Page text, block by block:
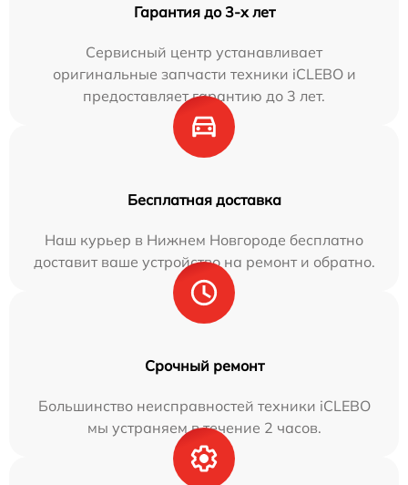
Гарантия до 3-х лет
Сервисный центр устанавливает
оригинальные запчасти техники iCLEBO и
предоставляет гарантию до 3 лет.
Бесплатная доставка
Наш курьер в Нижнем Новгороде бесплатно
доставит ваше устройство на ремонт и обратно.
Срочный ремонт
Большинство неисправностей техники iCLEBO
мы устраняем в течение 2 часов.